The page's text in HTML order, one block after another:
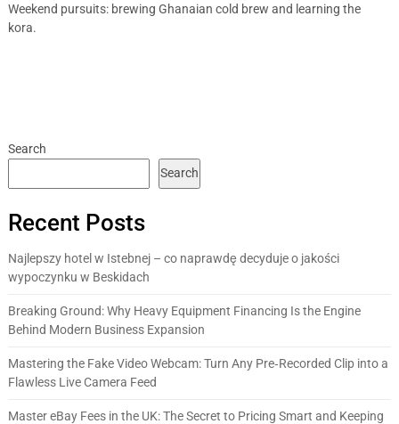
Weekend pursuits: brewing Ghanaian cold brew and learning the
kora.
Search
Search
Recent Posts
Najlepszy hotel w Istebnej – co naprawdę decyduje o jakości
wypoczynku w Beskidach
Breaking Ground: Why Heavy Equipment Financing Is the Engine
Behind Modern Business Expansion
Mastering the Fake Video Webcam: Turn Any Pre‑Recorded Clip into a
Flawless Live Camera Feed
Master eBay Fees in the UK: The Secret to Pricing Smart and Keeping